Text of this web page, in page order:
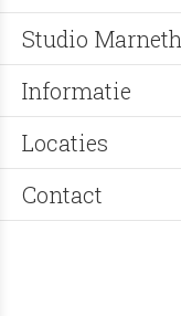
Studio Marneth
Informatie
Locaties
Contact